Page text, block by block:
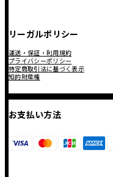
リーガルポリシー
運送・保証・利用規約
プライバシーポリシー
特定商取引法に基づく表示
知的財産権
お支払い方法